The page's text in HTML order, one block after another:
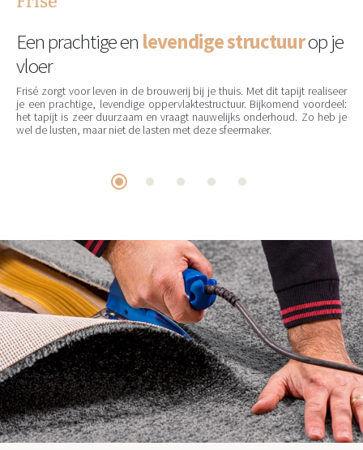
Een prachtige en levendige structuurop je
vloer
Frisé zorgt voor leven in de brouwerij bij je thuis. Met dit tapijt realiseer
je een prachtige, levendige oppervlaktestructuur. Bijkomend voordeel:
het tapijt is zeer duurzaam en vraagt nauwelijks onderhoud. Zo heb je
wel de lusten, maar niet de lasten met deze sfeermaker.